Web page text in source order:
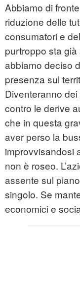
Abbiamo di
riduzione delle
consumatori e
purtroppo sta
abbiamo deciso
presenza sul
Diventeranno
contro le derive
che in questa
aver perso la
improvvisandosi
non è roseo.
assente sul
singolo. Se
economici e